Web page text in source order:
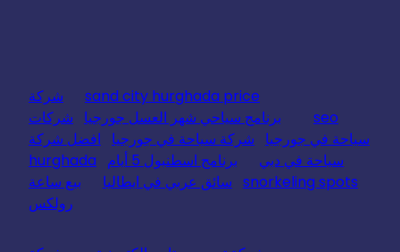
sand city hurghada price
شركة
seo
برنامج سياحي شهر العسل جورجيا
شركات
سياحة في جورجيا
شركة سياحة في جورجيا
افضل شركة
سياحة في دبي
برنامج اسطنبول 5 أيام
hurghada
snorkeling spots سائق عربي في ايطاليا
بيع ساعة
رولكس